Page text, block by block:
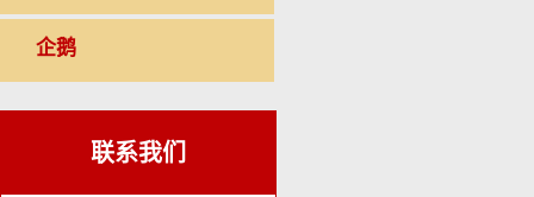
企鹅
联系我们